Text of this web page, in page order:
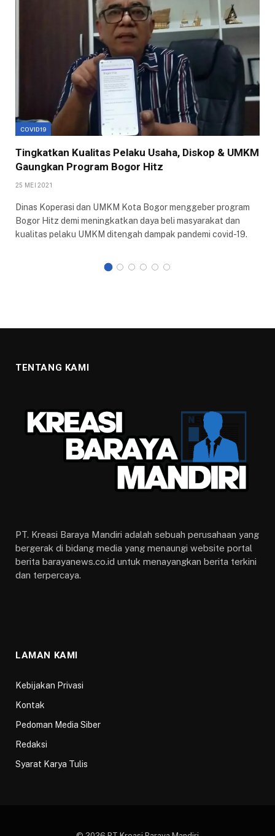
COVID19
Tingkatkan Kualitas Pelaku Usaha, Diskop & UMKM
Gaungkan Program Bogor Hitz
25 MEI 2021
Dinas Koperasi dan UMKM Kota Bogor menggeber program
Bogor Hitz demi meningkatkan daya beli masyarakat dan
kualitas pelaku UMKM ditengah dampak pandemi covid-19.
TENTANG KAMI
PT. Kreasi Baraya Mandiri adalah sebuah perusahaan yang
bergerak di bidang media yang menaungi website portal
berita barayanews.co.id untuk menayangkan berita terkini
dan terpercaya.
LAMAN KAMI
Kebijakan Privasi
Kontak
Pedoman Media Siber
Redaksi
Syarat Karya Tulis